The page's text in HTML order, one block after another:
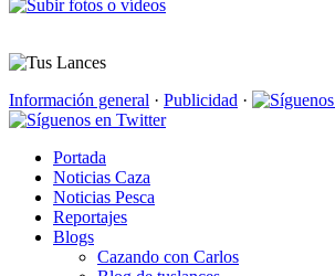
Información general · Publicidad ·
Portada
Noticias Caza
Noticias Pesca
Reportajes
Blogs
Cazando con Carlos